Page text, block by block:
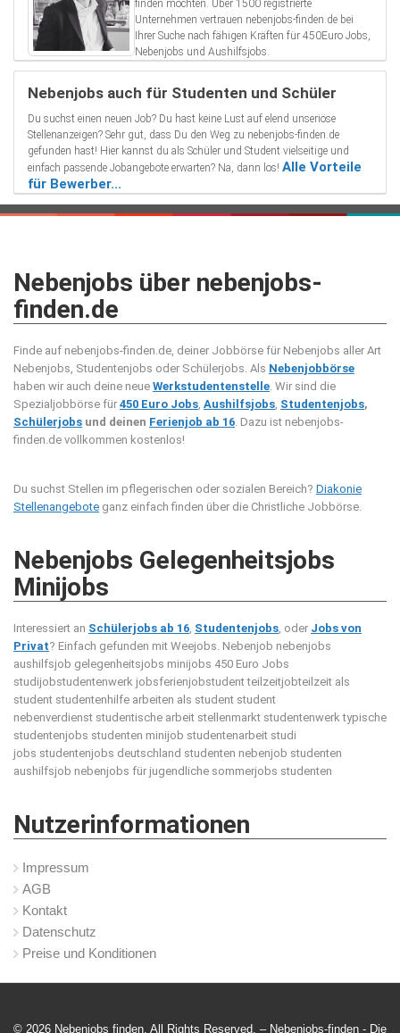
finden möchten. Über 1500 registrierte
Unternehmen vertrauen nebenjobs-finden.de bei
Ihrer Suche nach fähigen Kräften für 450Euro Jobs,
Nebenjobs und Aushilfsjobs.
Nebenjobs auch für Studenten und Schüler
Du suchst einen neuen Job? Du hast keine Lust auf elend unseriöse
Stellenanzeigen? Sehr gut, dass Du den Weg zu nebenjobs-finden.de
gefunden hast! Hier kannst du als Schüler und Student vielseitige und
einfach passende Jobangebote erwarten? Na, dann los! Alle Vorteile
für Bewerber...
Nebenjobs über nebenjobs-
finden.de
Finde auf nebenjobs-finden.de, deiner Jobbörse für Nebenjobs aller Art
Nebenjobs, Studentenjobs oder Schülerjobs. Als Nebenjobbörse
haben wir auch deine neue Werkstudentenstelle. Wir sind die
Spezialjobbörse für 450 Euro Jobs, Aushilfsjobs, Studentenjobs,
Schülerjobs und deinen Ferienjob ab 16. Dazu ist nebenjobs-
finden.de vollkommen kostenlos!
Du suchst Stellen im pflegerischen oder sozialen Bereich? Diakonie
Stellenangebote ganz einfach finden über die Christliche Jobbörse.
Nebenjobs Gelegenheitsjobs
Minijobs
Interessiert an Schülerjobs ab 16, Studentenjobs, oder Jobs von
Privat? Einfach gefunden mit Weejobs. Nebenjob nebenjobs
aushilfsjob gelegenheitsjobs minijobs 450 Euro Jobs
studijobstudentenwerk jobsferienjobstudent teilzeitjobteilzeit als
student studentenhilfe arbeiten als student student
nebenverdienst studentische arbeit stellenmarkt studentenwerk typische
studentenjobs studenten minijob studentenarbeit studi
jobs studentenjobs deutschland studenten nebenjob studenten
aushilfsjob nebenjobs für jugendliche sommerjobs studenten
Nutzerinformationen
Impressum
AGB
Kontakt
Datenschutz
Preise und Konditionen
© 2026 Nebenjobs finden. All Rights Reserved. – Nebenjobs-finden - Die